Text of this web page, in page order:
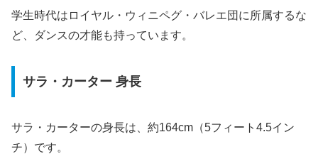
学生時代はロイヤル・ウィニペグ・バレエ団に所属するな
ど、ダンスの才能も持っています。
サラ・カーター 身長
サラ・カーターの身長は、約164cm（5フィート4.5イン
チ）です。